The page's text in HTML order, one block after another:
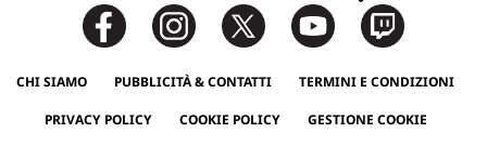
CHI SIAMO PUBBLICITÀ & CONTATTI TERMINI E CONDIZIONI
PRIVACY POLICY COOKIE POLICY GESTIONE COOKIE